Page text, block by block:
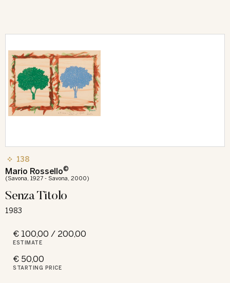
138
Mario Rossello©
(Savona, 1927 - Savona, 2000)
Senza Titolo
1983
€ 100,00 / 200,00
ESTIMATE
€ 50,00
STARTING PRICE